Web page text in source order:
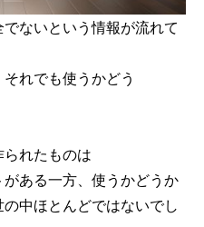
ないという情報が流れて
れでも使うかどう
れたものは
ある一方、使うかどうか
中ほとんどではないでし